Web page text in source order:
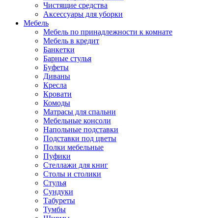
Чистящие средства
Аксессуары для уборки
Мебель
Мебель по принадлежности к комнате
Мебель в кредит
Банкетки
Барные стулья
Буфеты
Диваны
Кресла
Кровати
Комоды
Матрасы для спальни
Мебельные консоли
Напольные подставки
Подставки под цветы
Полки мебельные
Пуфики
Стеллажи для книг
Столы и столики
Стулья
Сундуки
Табуреты
Тумбы